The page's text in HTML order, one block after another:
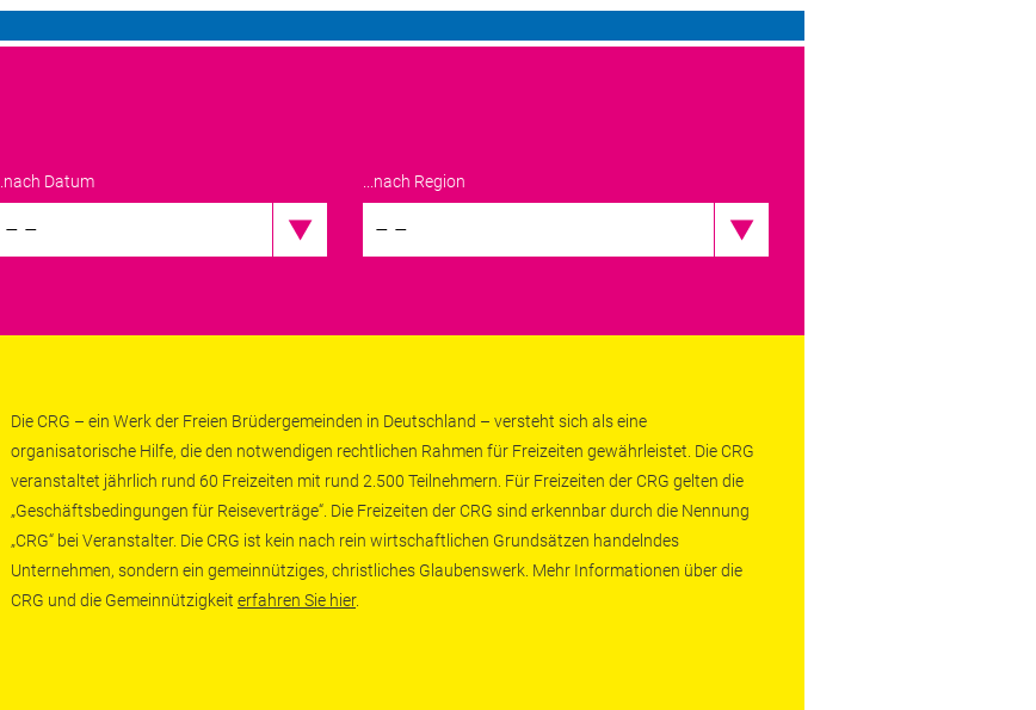
...nach Datum
– –
...nach Region
– –
Die CRG – ein Werk der Freien Brüdergemeinden in Deutschland – versteht sich als eine
organisatorische Hilfe, die den notwendigen rechtlichen Rahmen für Freizeiten gewährleistet. Die CRG
veranstaltet jährlich rund 60 Freizeiten mit rund 2.500 Teilnehmern. Für Freizeiten der CRG gelten die
„Geschäftsbedingungen für Reiseverträge“. Die Freizeiten der CRG sind erkennbar durch die Nennung
„CRG“ bei Veranstalter. Die CRG ist kein nach rein wirtschaftlichen Grundsätzen handelndes
Unternehmen, sondern ein gemeinnütziges, christliches Glaubenswerk. Mehr Informationen über die
CRG und die Gemeinnützigkeit erfahren Sie hier.